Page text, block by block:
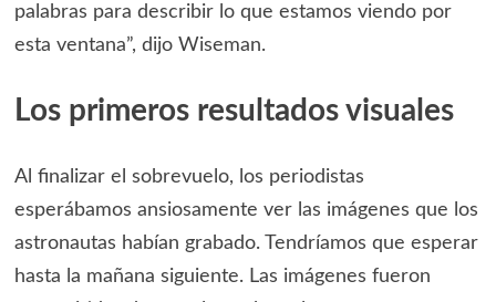
palabras para describir lo que estamos viendo por
esta ventana”, dijo Wiseman.
Los primeros resultados visuales
Al finalizar el sobrevuelo, los periodistas
esperábamos ansiosamente ver las imágenes que los
astronautas habían grabado. Tendríamos que esperar
hasta la mañana siguiente. Las imágenes fueron